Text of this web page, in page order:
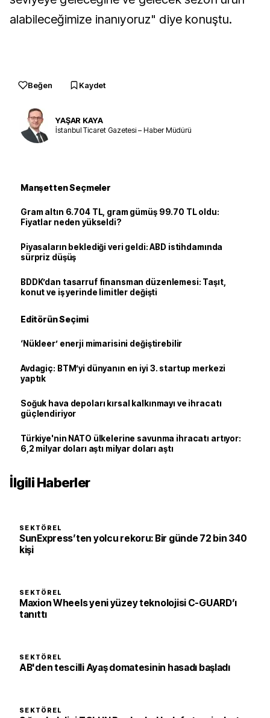
alabileceğimize inanıyoruz" diye konuştu.
Beğen Kaydet
YAŞAR KAYA
İstanbul Ticaret Gazetesi – Haber Müdürü
Manşetten Seçmeler
Gram altın 6.704 TL, gram gümüş 99.70 TL oldu:
Fiyatlar neden yükseldi?
Piyasaların beklediği veri geldi: ABD istihdamında
sürpriz düşüş
BDDK’dan tasarruf finansman düzenlemesi: Taşıt,
konut ve iş yerinde limitler değişti
Editörün Seçimi
‘Nükleer’ enerji mimarisini değiştirebilir
Avdagiç: BTM’yi dünyanın en iyi 3. startup merkezi
yaptık
Soğuk hava depoları kırsal kalkınmayı ve ihracatı
güçlendiriyor
Türkiye'nin NATO ülkelerine savunma ihracatı artıyor:
6,2 milyar doları aştı milyar doları aştı
İlgili Haberler
SEKTÖREL
SunExpress’ten yolcu rekoru: Bir günde 72 bin 340
kişi
SEKTÖREL
Maxion Wheels yeni yüzey teknolojisi C-GUARD’ı
tanıttı
SEKTÖREL
AB'den tescilli Ayaş domatesinin hasadı başladı
SEKTÖREL